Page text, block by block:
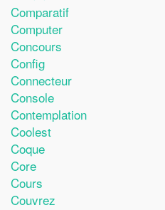
Comparatif
Computer
Concours
Config
Connecteur
Console
Contemplation
Coolest
Coque
Core
Cours
Couvrez